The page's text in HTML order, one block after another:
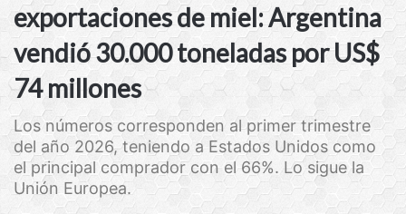
exportaciones de miel: Argentina
vendió 30.000 toneladas por US$
74 millones
Los números corresponden al primer trimestre
del año 2026, teniendo a Estados Unidos como
el principal comprador con el 66%. Lo sigue la
Unión Europea.